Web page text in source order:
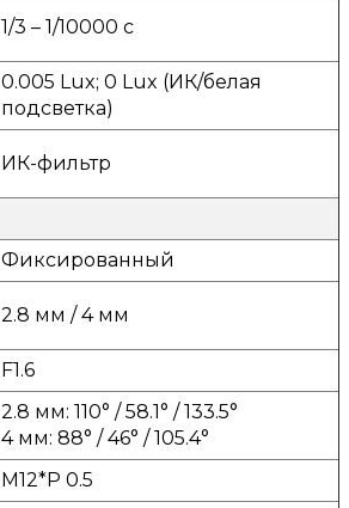
1/3 – 1/10000 c
0.005 Lux; 0 Lux (ИК/белая
подсветка)
ИК-фильтр
Фиксированный
2.8 мм / 4 мм
F1.6
2.8 мм: 110° / 58.1° / 133.5°
4 мм: 88° / 46° / 105.4°
M12*P 0.5